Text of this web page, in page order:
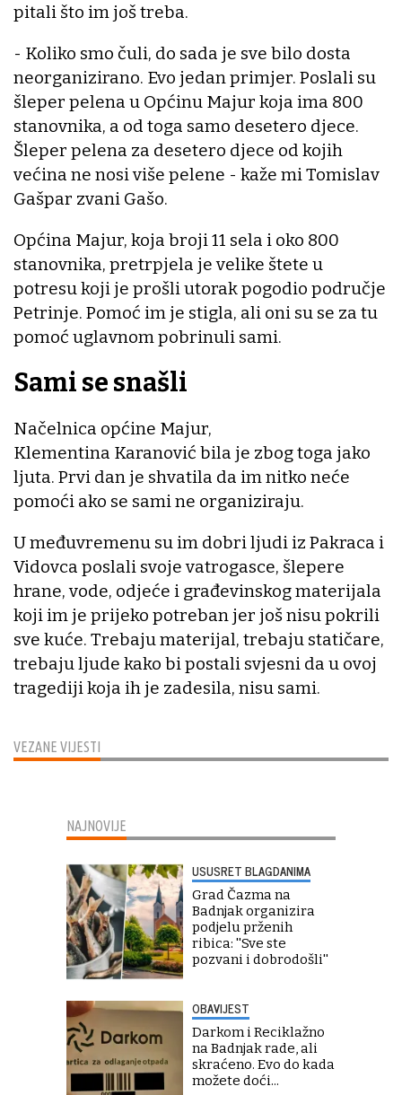
VEZANE VIJESTI
pitali što im još treba.
- Koliko smo čuli, do sada je sve bilo dosta
neorganizirano. Evo jedan primjer. Poslali su
šleper pelena u Općinu Majur koja ima 800
stanovnika, a od toga samo desetero djece.
Šleper pelena za desetero djece od kojih
većina ne nosi više pelene - kaže mi Tomislav
Gašpar zvani Gašo.
Općina Majur, koja broji 11 sela i oko 800
stanovnika, pretrpjela je velike štete u
potresu koji je prošli utorak pogodio područje
Petrinje. Pomoć im je stigla, ali oni su se za tu
pomoć uglavnom pobrinuli sami.
Sami se snašli
Načelnica općine Majur,
Klementina Karanović bila je zbog toga jako
ljuta. Prvi dan je shvatila da im nitko neće
pomoći ako se sami ne organiziraju.
U međuvremenu su im dobri ljudi iz Pakraca i
Vidovca poslali svoje vatrogasce, šlepere
hrane, vode, odjeće i građevinskog materijala
koji im je prijeko potreban jer još nisu pokrili
sve kuće. Trebaju materijal, trebaju statičare,
trebaju ljude kako bi postali svjesni da u ovoj
tragediji koja ih je zadesila, nisu sami.
NAJNOVIJE
USUSRET BLAGDANIMA
Grad Čazma na
Badnjak organizira
podjelu prženih
ribica: ''Sve ste
pozvani i dobrodošli''
OBAVIJEST
Darkom i Reciklažno
na Badnjak rade, ali
skraćeno. Evo do kada
možete doći...